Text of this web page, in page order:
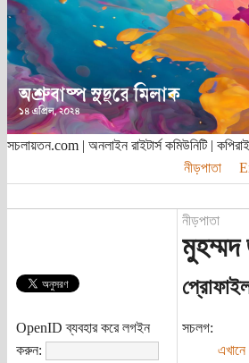
সচলায়তন.com | অনলাইন রাইটার্স কমিউনিটি |
নীড়পাতা
OpenID ব্যবহার করে লগইন
করুন:
নীড়পাতা
মুহম্মদ
সচলগ:
এখানে